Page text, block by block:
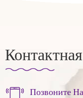
Позвоните